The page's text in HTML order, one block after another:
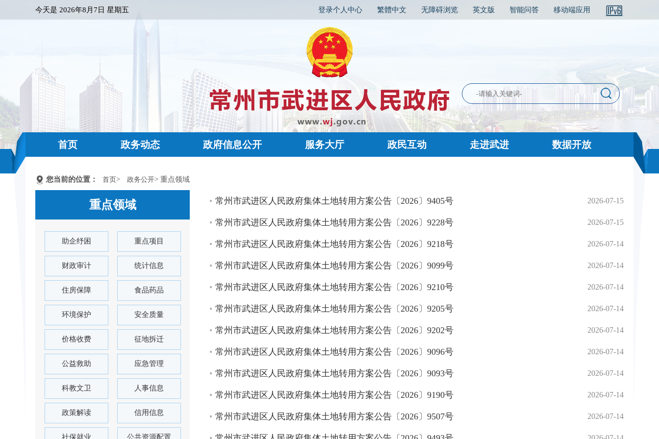
今天是 2026年8月7日 星期五 登录个人中心 繁體中文 无障碍浏览 英文版 智能问答 移动端应用
首页 政务动态 政府信息公开 服务大厅 政民互动 走进武进 数据开放
您当前的位置： 首页> 政务公开> 重点领域
重点领域
助企纾困 重点项目
财政审计 统计信息
住房保障 食品药品
环境保护 安全质量
价格收费 征地拆迁
公益救助 应急管理
科教文卫 人事信息
政策解读 信用信息
社保就业 公共资源配置
常州市武进区人民政府集体土地转用方案公告〔2026〕9405号 2026-07-15
常州市武进区人民政府集体土地转用方案公告〔2026〕9228号 2026-07-15
常州市武进区人民政府集体土地转用方案公告〔2026〕9218号 2026-07-14
常州市武进区人民政府集体土地转用方案公告〔2026〕9099号 2026-07-14
常州市武进区人民政府集体土地转用方案公告〔2026〕9210号 2026-07-14
常州市武进区人民政府集体土地转用方案公告〔2026〕9205号 2026-07-14
常州市武进区人民政府集体土地转用方案公告〔2026〕9202号 2026-07-14
常州市武进区人民政府集体土地转用方案公告〔2026〕9096号 2026-07-14
常州市武进区人民政府集体土地转用方案公告〔2026〕9093号 2026-07-14
常州市武进区人民政府集体土地转用方案公告〔2026〕9190号 2026-07-14
常州市武进区人民政府集体土地转用方案公告〔2026〕9507号 2026-07-14